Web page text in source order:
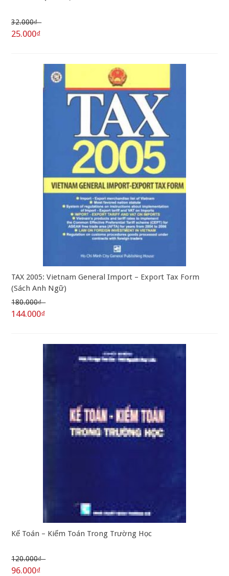
32.000₫
25.000₫
TAX 2005: Vietnam General Import – Export Tax Form
(Sách Anh Ngữ)
180.000₫
144.000₫
Kế Toán – Kiểm Toán Trong Trường Học
120.000₫
96.000₫